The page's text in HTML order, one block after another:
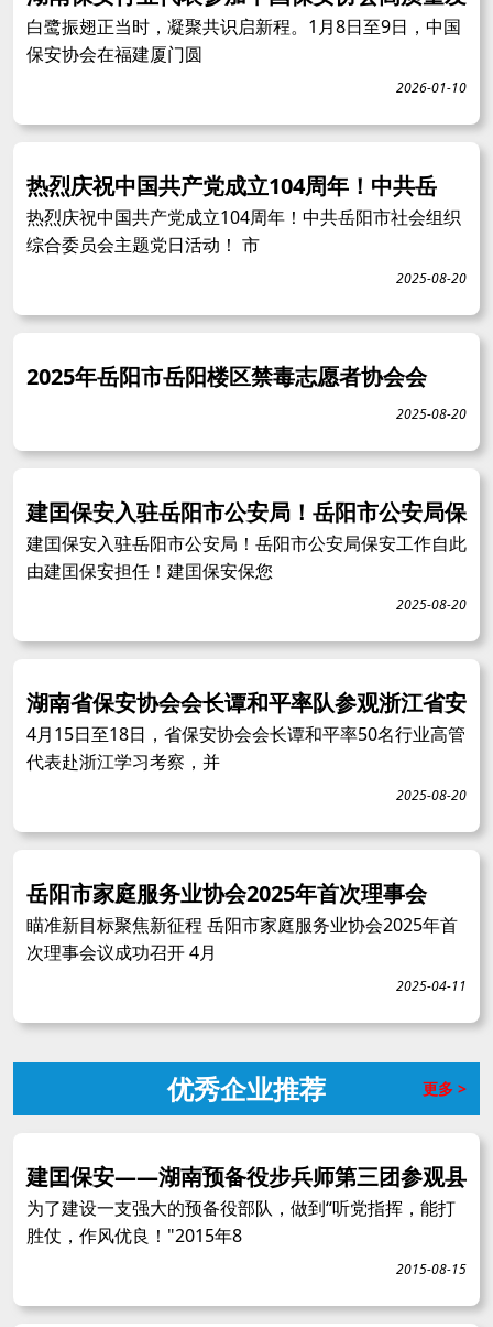
白鹭振翅正当时，凝聚共识启新程。1月8日至9日，中国
保安协会在福建厦门圆
2026-01-10
热烈庆祝中国共产党成立104周年！中共岳
热烈庆祝中国共产党成立104周年！中共岳阳市社会组织
综合委员会主题党日活动！ 市
2025-08-20
2025年岳阳市岳阳楼区禁毒志愿者协会会
2025-08-20
建囯保安入驻岳阳市公安局！岳阳市公安局保
建囯保安入驻岳阳市公安局！岳阳市公安局保安工作自此
由建囯保安担任！建囯保安保您
2025-08-20
湖南省保安协会会长谭和平率队参观浙江省安
4月15日至18日，省保安协会会长谭和平率50名行业高管
代表赴浙江学习考察，并
2025-08-20
岳阳市家庭服务业协会2025年首次理事会
瞄准新目标聚焦新征程 岳阳市家庭服务业协会2025年首
次理事会议成功召开 4月
2025-04-11
优秀企业推荐 更多 >
建囯保安——湖南预备役步兵师第三团参观县
为了建设一支强大的预备役部队，做到“听党指挥，能打
胜仗，作风优良！"2015年8
2015-08-15